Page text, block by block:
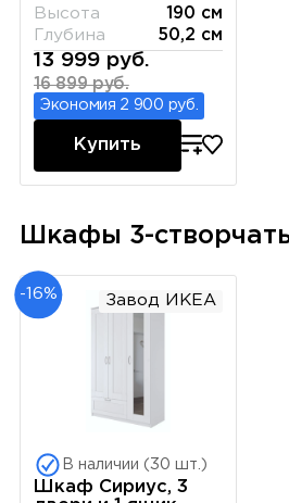
Высота
190 см
Глубина
50,2 см
13 999 руб.
16 899 руб.
Экономия 2 900 руб.
Купить
Шкафы 3-
-16% Завод ИКЕА
В наличии (30 шт.)
Шкаф Сириус, 3